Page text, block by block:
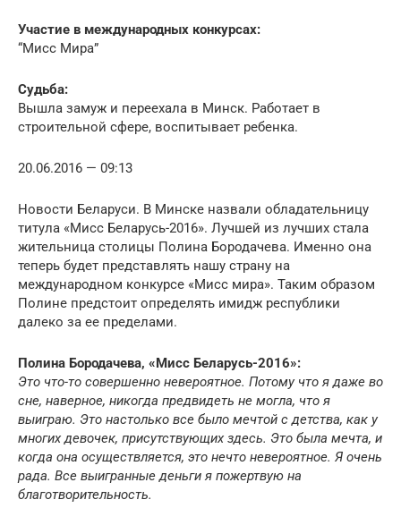
Участие в международных конкурсах:
“Мисс Мира”
Судьба:
Вышла замуж и переехала в Минск. Работает в
строительной сфере, воспитывает ребенка.
20.06.2016 — 09:13
Новости Беларуси. В Минске назвали обладательницу
титула «Мисс Беларусь-2016». Лучшей из лучших стала
жительница столицы Полина Бородачева. Именно она
теперь будет представлять нашу страну на
международном конкурсе «Мисс мира». Таким образом
Полине предстоит определять имидж республики
далеко за ее пределами.
Полина Бородачева, «Мисс Беларусь-2016»:
Это что-то совершенно невероятное. Потому что я даже во
сне, наверное, никогда предвидеть не могла, что я
выиграю. Это настолько все было мечтой с детства, как у
многих девочек, присутствующих здесь. Это была мечта, и
когда она осуществляется, это нечто невероятное. Я очень
рада. Все выигранные деньги я пожертвую на
благотворительность.